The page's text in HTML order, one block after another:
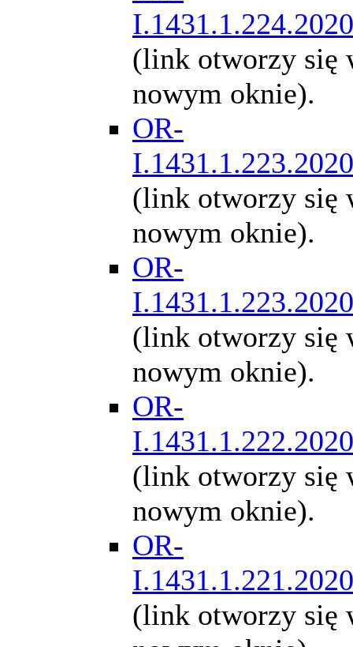
I.1431.1.224.2020
(link otworzy się
nowym oknie).
OR-
I.1431.1.223.2020
(link otworzy się
nowym oknie).
OR-
I.1431.1.223.2020
(link otworzy się
nowym oknie).
OR-
I.1431.1.222.2020
(link otworzy się
nowym oknie).
OR-
I.1431.1.221.2020
(link otworzy się